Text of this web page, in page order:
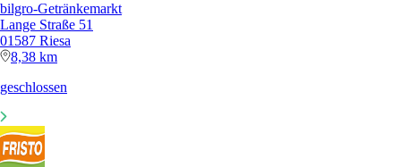
bilgro-Getränkemarkt
Lange Straße 51
01587 Riesa
8,38 km
geschlossen